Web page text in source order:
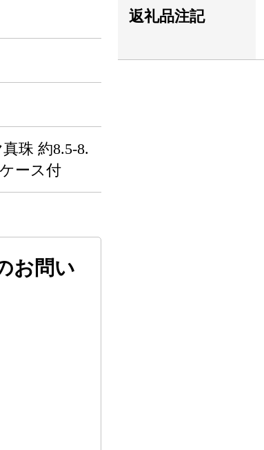
珠 約8.5-8.
ース付
返礼品注記
お問い